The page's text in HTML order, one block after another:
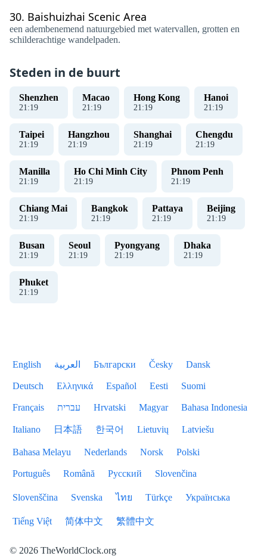
30. Baishuizhai Scenic Area
een adembenemend natuurgebied met watervallen, grotten en
schilderachtige wandelpaden.
Steden in de buurt
Shenzhen
21:20
Macao
21:20
Hong Kong
21:20
Hanoi
21:20
Taipei
21:20
Hangzhou
21:20
Shanghai
21:20
Chengdu
21:20
Manilla
21:20
Ho Chi Minh City
21:20
Phnom Penh
21:20
Chiang Mai
21:20
Bangkok
21:20
Pattaya
21:20
Beijing
21:20
Busan
21:20
Seoul
21:20
Pyongyang
21:20
Dhaka
21:20
Phuket
21:20
English العربية Български Česky Dansk
Deutsch Ελληνικά Español Eesti Suomi
Français עברית Hrvatski Magyar Bahasa Indonesia
Italiano 日本語 한국어 Lietuvių Latviešu
Bahasa Melayu Nederlands Norsk Polski
Português Română Русский Slovenčina
Slovenščina Svenska ไทย Türkçe Українська
Tiếng Việt 简体中文 繁體中文
© 2026 TheWorldClock.org